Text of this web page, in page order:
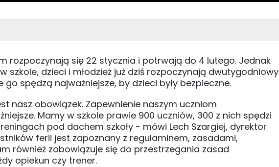
rozpoczynają się 22 stycznia i potrwają do 4 lutego. Jednak
dzieci i młodzież już dziś rozpoczynają dwutygodniowy
go spędzą najważniejsze, by dzieci były bezpieczne.
nasz obowiązek. Zapewnienie naszym uczniom
Mamy w szkole prawie 900 uczniów, 300 z nich spędzi
pod dachem szkoły - mówi Lech Szargiej, dyrektor
ferii jest zapoznany z regulaminem, zasadami,
również zobowiązuje się do przestrzegania zasad
opiekun czy trener.